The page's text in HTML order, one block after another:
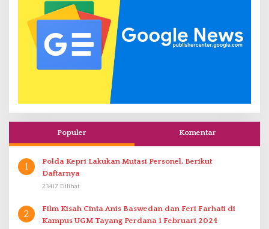
Populer Komentar
1
Polda Kepri Lakukan Mutasi Personel, Berikut
Daftarnya
23417 Dilihat
2
Film Kisah Cinta Anis Baswedan dan Feri Farhati di
Kampus UGM Tayang Perdana 1 Februari 2024